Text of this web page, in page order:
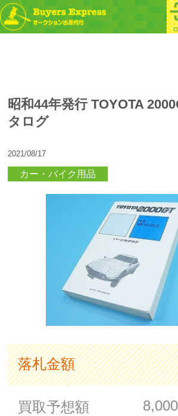
昭和44年発行 TOYOTA
タログ
2021/08/17
カー・バイク用品
落札金額
買取予想額